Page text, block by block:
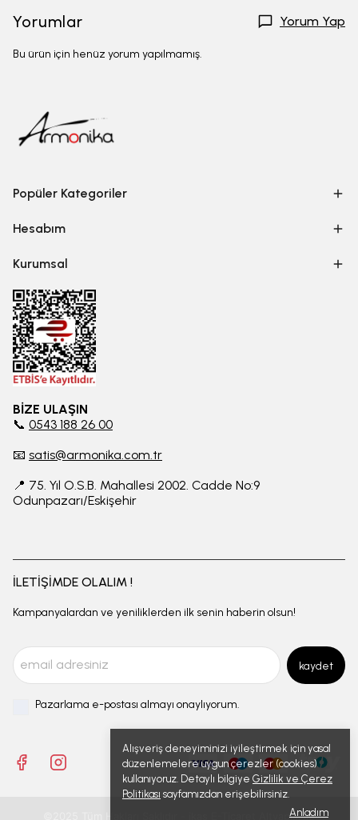
Alışveriş deneyiminizi iyileştirmek için yasal
düzenlemelere uygun çerezler (cookies)
kullanıyoruz. Detaylı bilgiye Gizlilik ve Çerez
Politikası sayfamızdan erişebilirsiniz.
Anladım
Yorumlar Yorum Yap
Bu ürün için henüz yorum yapılmamış.
Popüler Kategoriler
Hesabım
Kurumsal
BİZE ULAŞIN
📞 0543 188 26 00
📧 satis@armonika.com.tr
📍 75. Yıl O.S.B. Mahallesi 2002. Cadde No:9
Odunpazarı/Eskişehir
İLETİŞİMDE OLALIM !
Kampanyalardan ve yeniliklerden ilk senin haberin olsun!
kaydet
Pazarlama e-postası almayı onaylıyorum.
Altyapısı ile